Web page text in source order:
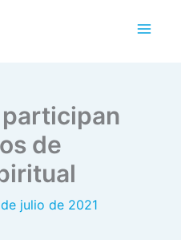
de
julio de 2021